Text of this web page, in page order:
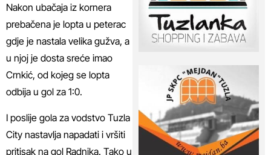
Nakon ubačaja iz kornera
prebačena je lopta u peterac
gdje je nastala velika gužva, a
u njoj je dosta sreće imao
Crnkić, od kojeg se lopta
odbija u gol za 1:0.
I poslije gola za vodstvo Tuzla
City nastavlja napadati i vršiti
pritisak na gol Radnika. Tako u